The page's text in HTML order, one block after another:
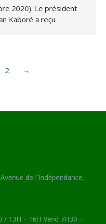
2020). Le président
Kaboré a reçu
2 →
de l´Indépendance,
/ 13H – 16H Vend 7H30 –